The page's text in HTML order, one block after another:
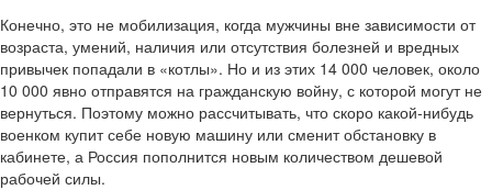
Конечно, это не мобилизация, когда мужчины вне зависимости от
возраста, умений, наличия или отсутствия болезней и вредных
привычек попадали в «котлы». Но и из этих 14 000 человек, около
10 000 явно отправятся на гражданскую войну, с которой могут не
вернуться. Поэтому можно рассчитывать, что скоро какой-нибудь
военком купит себе новую машину или сменит обстановку в
кабинете, а Россия пополнится новым количеством дешевой
рабочей силы.